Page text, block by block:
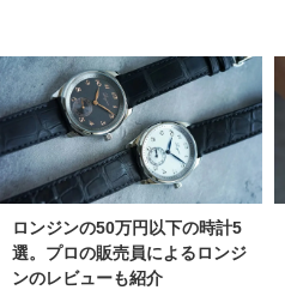
ロンジンの50万円以下の時計5
選。プロの販売員によるロンジ
ンのレビューも紹介